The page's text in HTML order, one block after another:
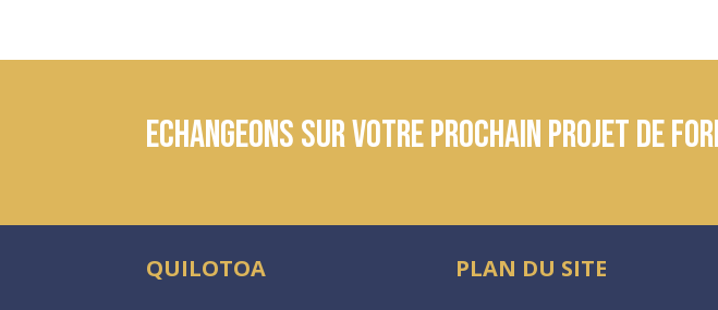
Echangeons sur votre prochain projet de
QUILOTOA PLAN DU SITE